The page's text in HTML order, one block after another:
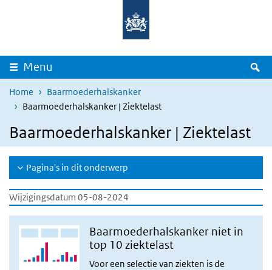
Overslaan en naar de inhoud gaan
Menu
Home
Baarmoederhalskanker
Baarmoederhalskanker | Ziektelast
Baarmoederhalskanker | Ziektelast
Pagina's in dit onderwerp
Wijzigingsdatum 05-08-2024
Baarmoederhalskanker niet in
top 10 ziektelast
Voor een selectie van ziekten is de